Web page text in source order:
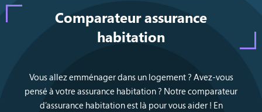
Comparateur assurance
habitation
Vous allez emménager dans un logement ? Avez-vous
pensé à votre assurance habitation ? Notre comparateur
d’assurance habitation est là pour vous aider ! En